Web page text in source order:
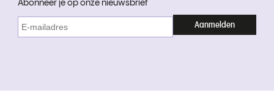
Abonneer je op onze nieuwsbrief